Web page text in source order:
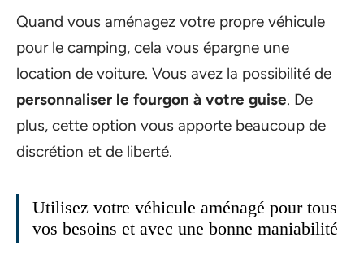
Quand vous aménagez votre propre véhicule
pour le camping, cela vous épargne une
location de voiture. Vous avez la possibilité de
personnaliser le fourgon à votre guise. De
plus, cette option vous apporte beaucoup de
discrétion et de liberté.
Utilisez votre véhicule aménagé pour tous
vos besoins et avec une bonne maniabilité